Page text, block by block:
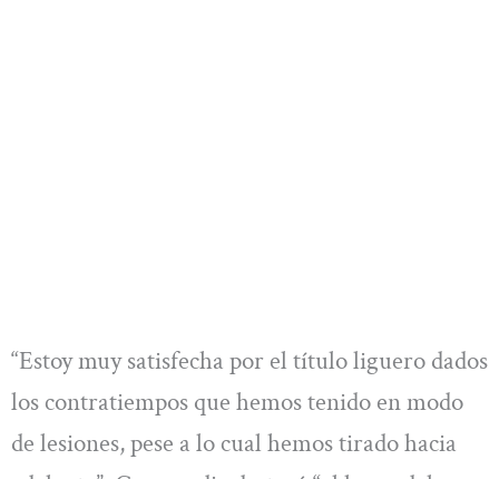
“Estoy muy satisfecha por el título liguero dados
los contratiempos que hemos tenido en modo
de lesiones, pese a lo cual hemos tirado hacia